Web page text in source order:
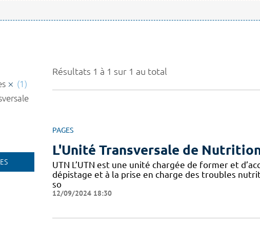
Résultats 1 à 1 sur 1 au total
PAGES
L'Unité Transversale de
UTN L’UTN est une unité chargée de former et
dépistage et à la prise en charge des troubles
so
12/09/2024 18:30
(1)